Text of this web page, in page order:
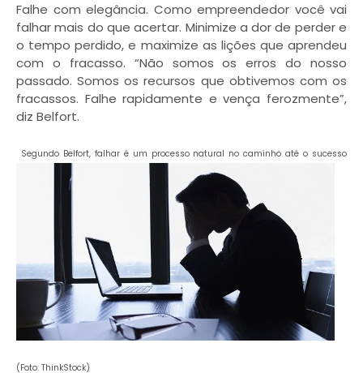
Falhe com elegância. Como empreendedor você vai
falhar mais do que acertar. Minimize a dor de perder e
o tempo perdido, e maximize as lições que aprendeu
com o fracasso. “Não somos os erros do nosso
passado. Somos os recursos que obtivemos com os
fracassos. Falhe rapidamente e vença ferozmente”,
diz Belfort.
Segundo Belfort, falhar é um processo natural no caminho até o sucesso
(Foto: ThinkStock)